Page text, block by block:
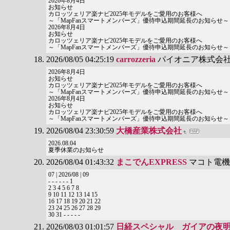
お知らせ
カロッツェリア楽ナビ2025年モデルをご愛用のお客様へ
～「MapFanスマートメンバーズ」優待申込期間延長のお知らせ～
2026年8月4日
お知らせ
カロッツェリア楽ナビ2025年モデルをご愛用のお客様へ
～「MapFanスマートメンバーズ」優待申込期間延長のお知らせ～
2026/08/05 04:25:19 carrozzeria パイオニア株式会
2026年8月4日
お知らせ
カロッツェリア楽ナビ2025年モデルをご愛用のお客様へ
～「MapFanスマートメンバーズ」優待申込期間延長のお知らせ～
2026年8月4日
お知らせ
カロッツェリア楽ナビ2025年モデルをご愛用のお客様へ
～「MapFanスマートメンバーズ」優待申込期間延長のお知らせ～
2026/08/04 23:30:59 大橋産業株式会社
2026.08.04
夏季休業のお知らせ
2026/08/04 01:43:32 まこでんEXPRESS マコト電機
07 | 2026/08 | 09
- - - - - - 1
2 3 4 5 6 7 8
9 10 11 12 13 14 15
16 17 18 19 20 21 22
23 24 25 26 27 28 29
30 31 - - - - -
2026/08/03 01:01:57 日経スペシャル ガイアの夜